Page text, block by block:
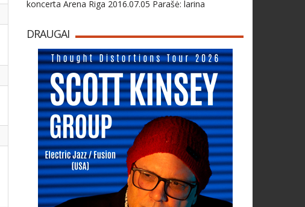
koncerta Arena Riga 2016.07.05 Parašė: larina
DRAUGAI